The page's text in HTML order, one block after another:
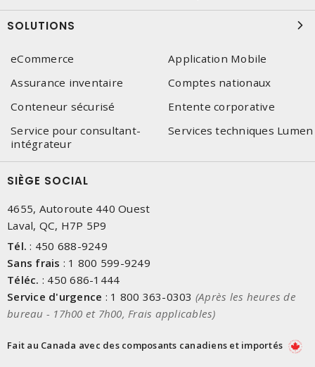
SOLUTIONS
eCommerce
Application Mobile
Assurance inventaire
Comptes nationaux
Conteneur sécurisé
Entente corporative
Service pour consultant-
intégrateur
Services techniques Lumen
SIÈGE SOCIAL
4655, Autoroute 440 Ouest
Laval, QC, H7P 5P9
Tél. : 450 688-9249
Sans frais : 1 800 599-9249
Téléc. : 450 686-1444
Service d'urgence : 1 800 363-0303 (Après les heures de
bureau - 17h00 et 7h00, Frais applicables)
Fait au Canada avec des composants canadiens et importés